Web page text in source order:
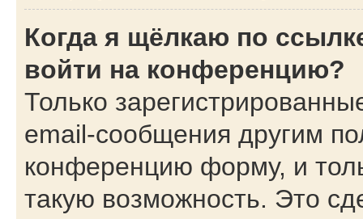
Когда я щёлкаю по
войти на конференцию?
Только
email-сообщения другим
конференцию форму, и
такую возможность. Это